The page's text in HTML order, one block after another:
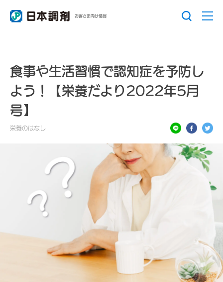
お客さま向け情報
食事や生活習慣で認知症を予防し
よう！【栄養だより2022年5月
号】
栄養のはなし